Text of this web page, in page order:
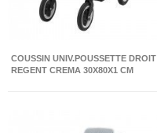
COUSSIN UNIV.POUSSETTE DROIT
REGENT CREMA 30X80X1 CM